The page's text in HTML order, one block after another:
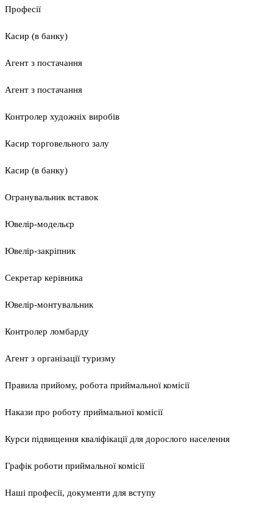
Професії
Касир (в банку)
Агент з постачання
Агент з постачання
Контролер художніх виробів
Касир торговельного залу
Касир (в банку)
Огранувальник вставок
Ювелір-модельєр
Ювелір-закріпник
Секретар керівника
Ювелір-монтувальник
Контролер ломбарду
Агент з організації туризму
Правила прийому, робота приймальної комісії
Накази про роботу приймальної комісії
Курси підвищення кваліфікації для дорослого населення
Графік роботи приймальної комісії
Наші професії, документи для вступу